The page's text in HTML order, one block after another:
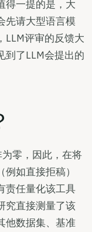
得一提的是，大
先请大型语言模
LLM评审的反馈大
到了LLM会提出的
零，因此，在将
如直接拒稿）
责任量化该工具
究直接测量了该
他数据集、基准